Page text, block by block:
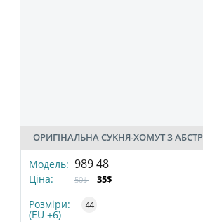
ОРИГІНАЛЬНА СУКНЯ-ХОМУТ З
Модель: 989 48
Ціна: 50$
35$
Розміри:
(EU +6)
44
РОЗМІР
КІЛЬКІСТЬ